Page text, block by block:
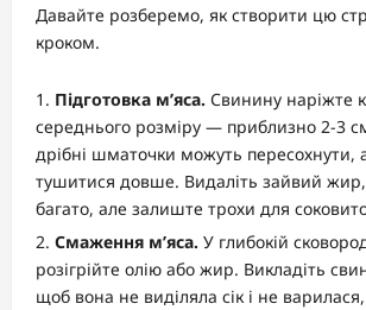
Давайте розберемо, як створити цю
кроком.
Підготовка м’яса. Свинину наріжте
середнього розміру — приблизно 2-3
дрібні шматочки можуть пересохнути,
тушитися довше. Видаліть зайвий
багато, але залиште трохи для
Смаження м’яса. У глибокій
розігрійте олію або жир. Викладіть
щоб вона не виділяла сік і не